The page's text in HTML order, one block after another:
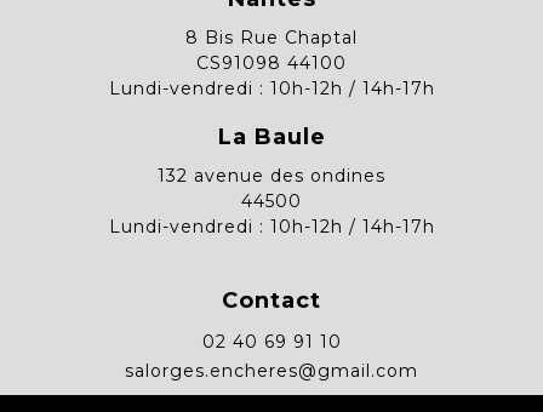
8 Bis Rue Chaptal
CS91098 44100
Lundi-vendredi : 10h-12h / 14h-17h
La Baule
132 avenue des ondines
44500
Lundi-vendredi : 10h-12h / 14h-17h
Contact
02 40 69 91 10
salorges.encheres@gmail.com